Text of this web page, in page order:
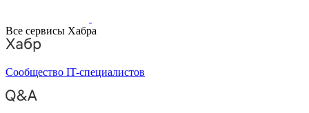
Все сервисы Хабра
Сообщество IT-специалистов